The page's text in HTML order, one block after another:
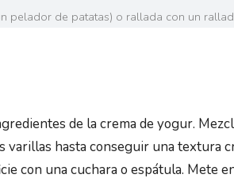
pelador de patatas) o rallada con un
de la crema de yogur.
varillas hasta conseguir una textura
con una cuchara o espátula. Mete